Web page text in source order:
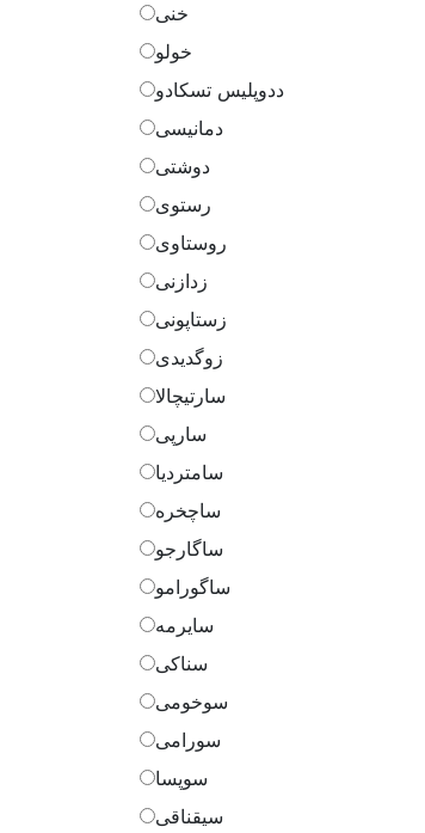
خنی
خولو
ددوپلیس تسکادو
دمانیسی
دوشتی
رستوی
روستاوی
زدازنی
زستاپونی
زوگدیدی
سارتیچالا
سارپی
سامتردیا
ساچخره
ساگارجو
ساگورامو
سایرمه
سناکی
سوخومی
سورامی
سوپسا
سیقناقی